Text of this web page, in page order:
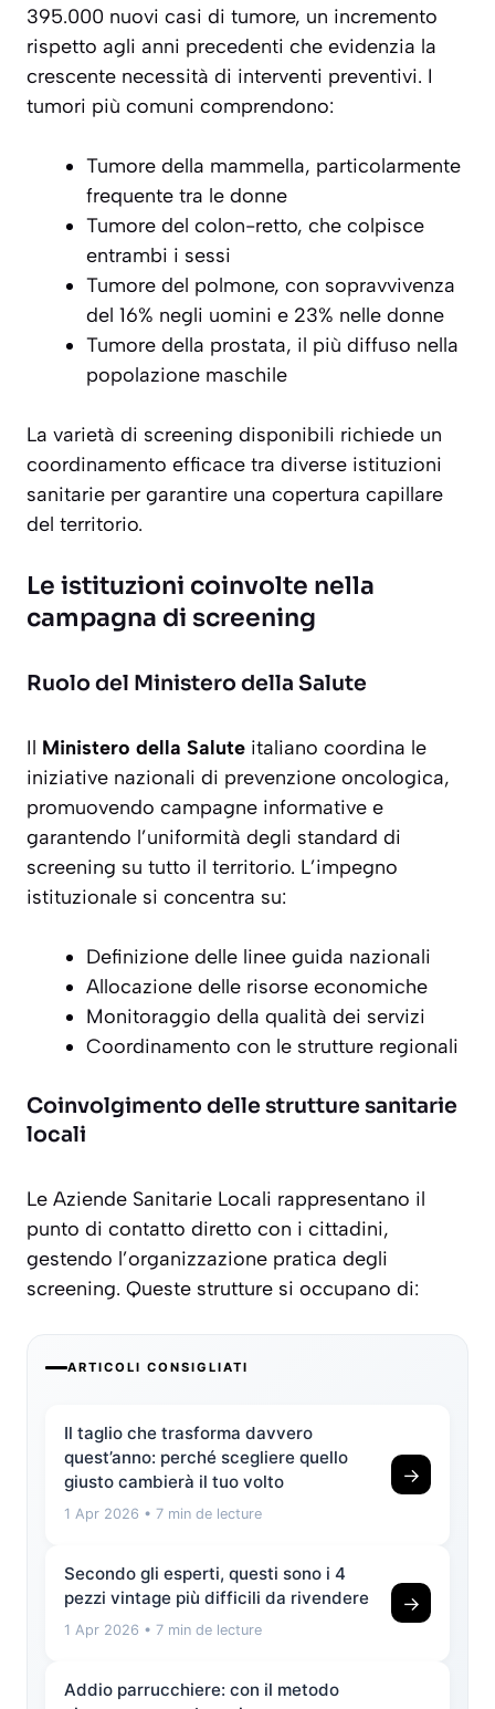
395.000 nuovi casi di tumore, un incremento
rispetto agli anni precedenti che evidenzia la
crescente necessità di interventi preventivi. I
tumori più comuni comprendono:
Tumore della mammella, particolarmente
frequente tra le donne
Tumore del colon-retto, che colpisce
entrambi i sessi
Tumore del polmone, con sopravvivenza
del 16% negli uomini e 23% nelle donne
Tumore della prostata, il più diffuso nella
popolazione maschile
La varietà di screening disponibili richiede un
coordinamento efficace tra diverse istituzioni
sanitarie per garantire una copertura capillare
del territorio.
Le istituzioni coinvolte nella
campagna di screening
Ruolo del Ministero della Salute
Il Ministero della Salute italiano coordina le
iniziative nazionali di prevenzione oncologica,
promuovendo campagne informative e
garantendo l’uniformità degli standard di
screening su tutto il territorio. L’impegno
istituzionale si concentra su:
Definizione delle linee guida nazionali
Allocazione delle risorse economiche
Monitoraggio della qualità dei servizi
Coordinamento con le strutture regionali
Coinvolgimento delle strutture sanitarie
locali
Le Aziende Sanitarie Locali rappresentano il
punto di contatto diretto con i cittadini,
gestendo l’organizzazione pratica degli
screening. Queste strutture si occupano di:
ARTICOLI CONSIGLIATI
Il taglio che trasforma davvero
quest’anno: perché scegliere quello
giusto cambierà il tuo volto
1 Apr 2026 • 7 min de lecture
→
Secondo gli esperti, questi sono i 4
pezzi vintage più difficili da rivendere
1 Apr 2026 • 7 min de lecture
→
Addio parrucchiere: con il metodo